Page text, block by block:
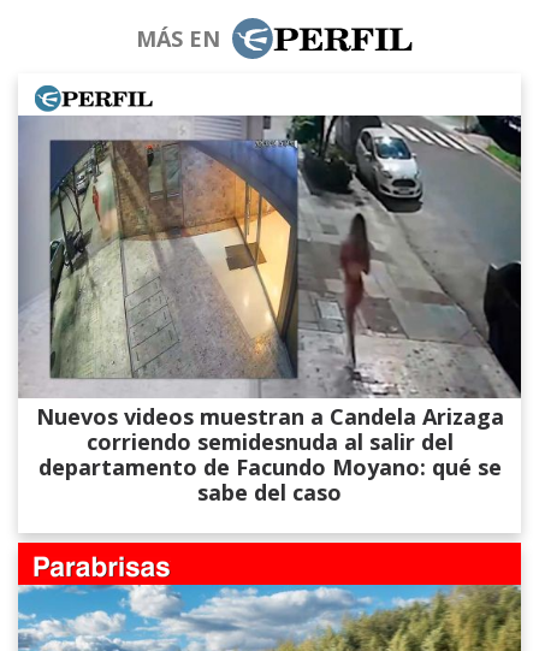
MÁS EN
Nuevos videos muestran a Candela Arizaga
corriendo semidesnuda al salir del
departamento de Facundo Moyano: qué se
sabe del caso